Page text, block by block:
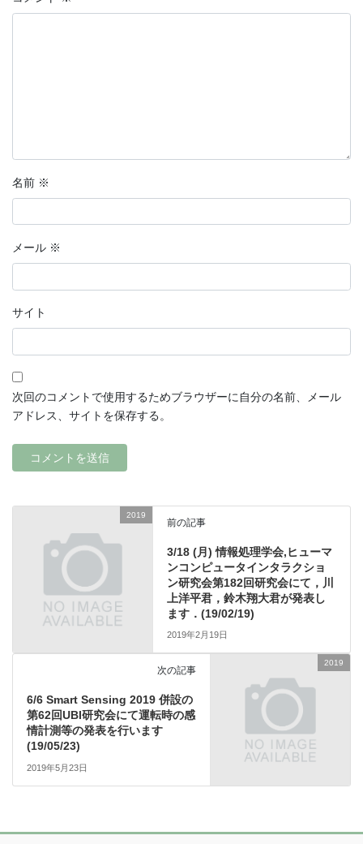
名前 ※
メール ※
サイト
次回のコメントで使用するためブラウザーに自分の名前、メール
アドレス、サイトを保存する。
2019
前の記事
3/18 (月) 情報処理学会,ヒューマ
ンコンピュータインタラクショ
ン研究会第182回研究会にて，川
上洋平君，鈴木翔大君が発表し
ます．(19/02/19)
2019年2月19日
2019
次の記事
6/6 Smart Sensing 2019 併設の
第62回UBI研究会にて運転時の感
情計測等の発表を行います
(19/05/23)
2019年5月23日